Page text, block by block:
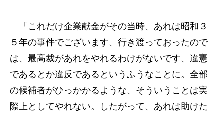
「これだけ企業献金がその当時、あれは昭和３
５年の事件でございます、行き渡っておったので
は、最高裁があれをやれるわけがないです、違憲
であるとか違反であるというふうなことに。全部
の候補者がひっかかるような、そういうことは実
際上としてやれない。したがって、あれは助けた